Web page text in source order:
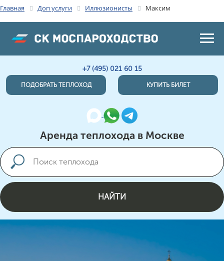
Главная Доп услуги Иллюзионисты Максим
+7 (495) 021 60 15
ПОДОБРАТЬ ТЕПЛОХОД КУПИТЬ БИЛЕТ
Аренда теплохода в Москве
НАЙТИ